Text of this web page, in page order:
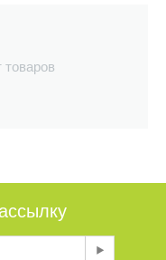
товаров